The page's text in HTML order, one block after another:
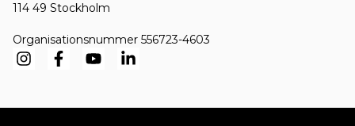
114 49 Stockholm
Organisationsnummer 556723-4603